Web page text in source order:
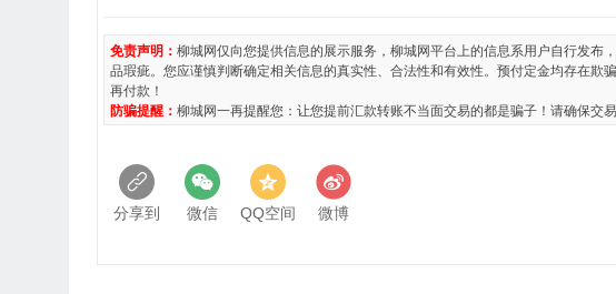
免责声明： 柳城网仅向您提供信息的展示服务，柳城网平台上的信息系用户自行发布
品瑕疵。您应谨慎判断确定相关信息的真实性、合法性和有效性。预付定金均存在欺
再付款！
防骗提醒： 柳城网一再提醒您：让您提前汇款转账不当面交易的都是骗子！请确保交
分享到 微信 QQ空间 微博